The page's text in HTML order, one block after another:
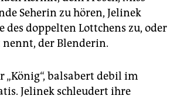
Seherin zu hören, Jelinek
des doppelten Lottchens zu, oder
nennt, der Blenderin.
„König“, balsabert debil im
Jelinek schleudert ihre